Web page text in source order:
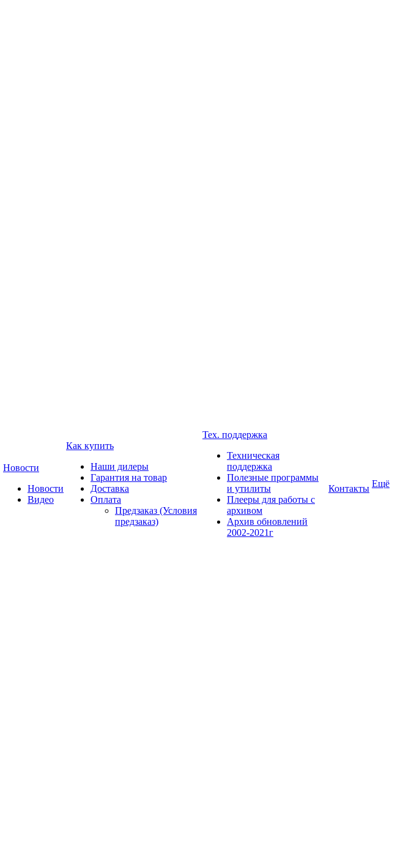
Новости
Новости
Видео
Как купить
Наши дилеры
Гарантия на товар
Доставка
Оплата
Предзаказ (Условия
предзаказ)
Тех. поддержка
Техническая
поддержка
Полезные программы
и утилиты
Плееры для работы с
архивом
Архив обновлений
2002-2021г
Контакты Ещё